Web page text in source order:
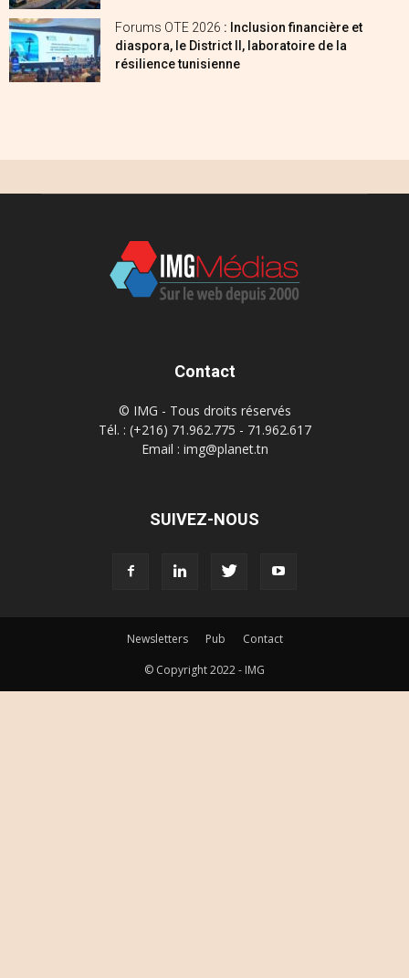
Forums OTE 2026 : Inclusion financière et
diaspora, le District II, laboratoire de la
résilience tunisienne
Contact
© IMG - Tous droits réservés
Tél. : (+216) 71.962.775 - 71.962.617
Email : img@planet.tn
SUIVEZ-NOUS
Newsletters Pub
Contact
© Copyright 2022 - IMG